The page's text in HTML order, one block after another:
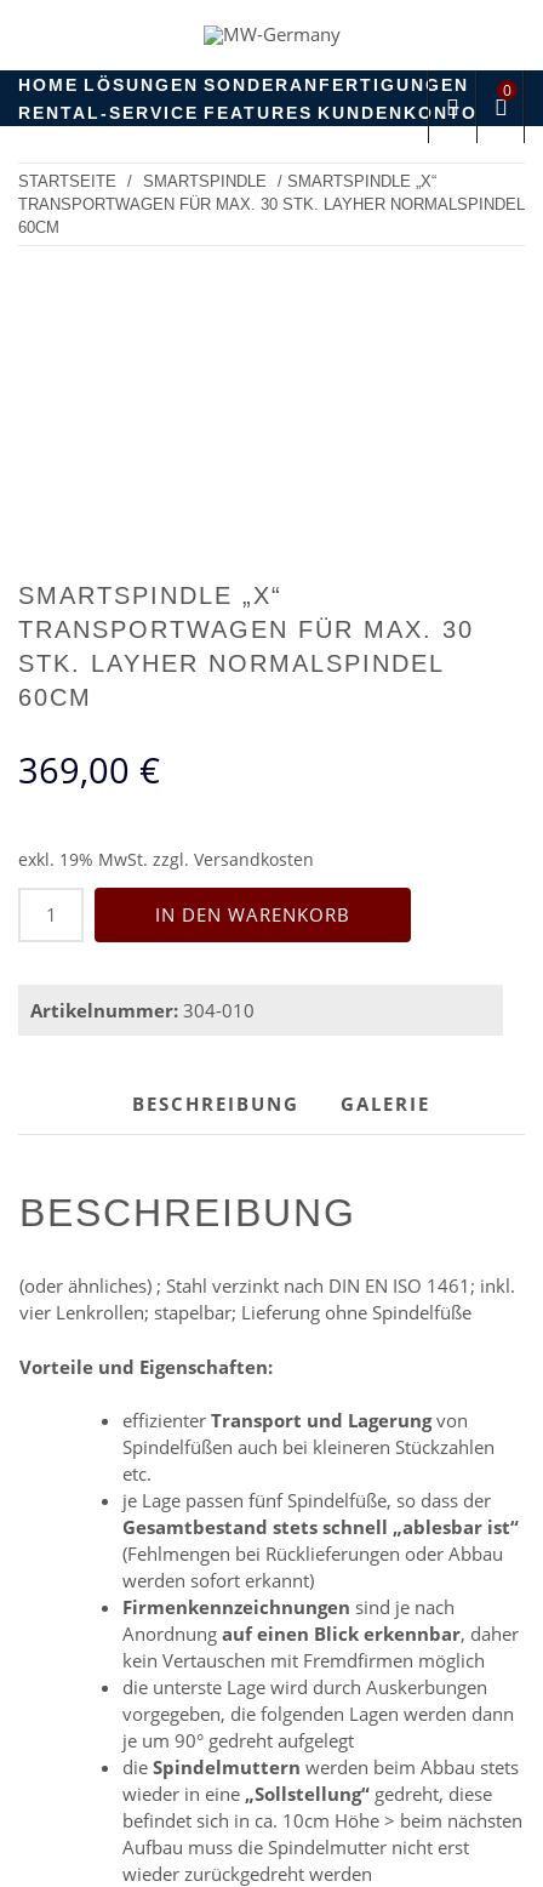
content
MW-GERMANY
products for professionals!
HOME LÖSUNGEN SONDERANFERTIGUNGEN
RENTAL-SERVICE FEATURES KUNDENKONTO
0
STARTSEITE / SMARTSPINDLE
/ SMARTSPINDLE „X“
TRANSPORTWAGEN FÜR MAX. 30 STK. LAYHER NORMALSPINDEL
60CM
SMARTSPINDLE „X“
TRANSPORTWAGEN FÜR MAX. 30
STK. LAYHER NORMALSPINDEL
60CM
369,00 €
exkl. 19% MwSt. zzgl. Versandkosten
SmartSpindle
Transportwagen
max.
Normalspindel
60cm
IN DEN WARENKORB
Artikelnummer: 304-010
BESCHREIBUNG GALERIE
BESCHREIBUNG
(oder ähnliches) ; Stahl verzinkt nach DIN EN ISO 1461; inkl.
vier Lenkrollen; stapelbar; Lieferung ohne Spindelfüße
Vorteile und Eigenschaften:
effizienter Transport und Lagerungvon
Spindelfüßen auch bei kleineren Stückzahlen
etc.
je Lage passen fünf Spindelfüße, so dass der
Gesamtbestand stets schnell „ablesbar ist“
(Fehlmengen bei Rücklieferungen oder Abbau
werden sofort erkannt)
Firmenkennzeichnungen sind je nach
Anordnung auf einen Blick erkennbar, daher
kein Vertauschen mit Fremdfirmen möglich
die unterste Lage wird durch Auskerbungen
vorgegeben, die folgenden Lagen werden dann
je um 90° gedreht aufgelegt
die Spindelmuttern werden beim Abbau stets
wieder in eine „Sollstellung“ gedreht, diese
befindet sich in ca. 10cm Höhe > beim nächsten
Aufbau muss die Spindelmutter nicht erst
wieder zurückgedreht werden